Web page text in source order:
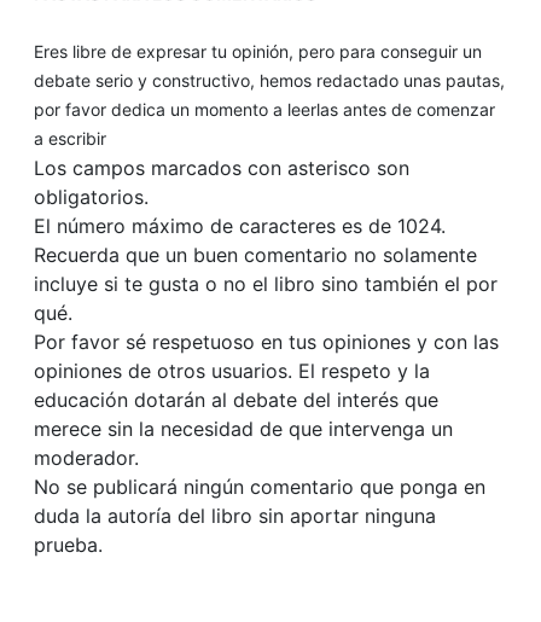
Eres libre de expresar tu opinión, pero para conseguir un
debate serio y constructivo, hemos redactado unas pautas,
por favor dedica un momento a leerlas antes de comenzar
a escribir
Los campos marcados con asterisco son
obligatorios.
El número máximo de caracteres es de 1024.
Recuerda que un buen comentario no solamente
incluye si te gusta o no el libro sino también el por
qué.
Por favor sé respetuoso en tus opiniones y con las
opiniones de otros usuarios. El respeto y la
educación dotarán al debate del interés que
merece sin la necesidad de que intervenga un
moderador.
No se publicará ningún comentario que ponga en
duda la autoría del libro sin aportar ninguna
prueba.